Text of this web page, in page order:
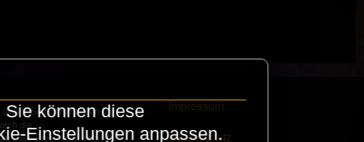
Seite finanzieren die
die
LaserFreak habt schickt
Impressum
Datenschutz
können diese
Einstellungen anpassen.